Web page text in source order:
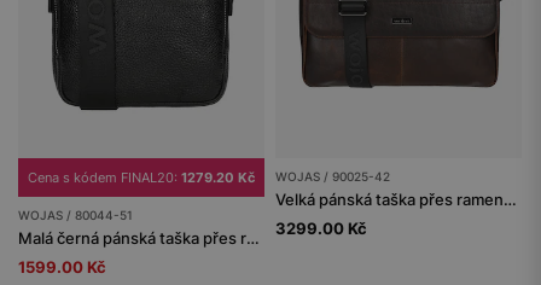
Cena s kódem FINAL20: 1279.20 Kč
WOJAS / 80044-51
Malá černá pánská taška přes rameno
1599.00 Kč
WOJAS / 90025-42
Velká pánská taška přes rameno z voskované kůže pull up
3299.00 Kč